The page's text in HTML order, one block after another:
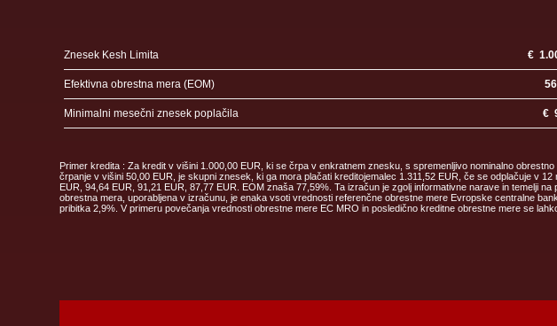
Znesek Kesh Limita €
Efektivna obrestna mera (EOM)
Minimalni mesečni znesek poplačila €
Primer kredita : Za kredit v višini 1.000,00 EUR, ki se črpa v enkratnem znesku, s spremenljivo nominalno
črpanje v višini 50,00 EUR, je skupni znesek, ki ga mora plačati kreditojemalec 1.311,52 EUR, če se odplačuje v
EUR, 94,64 EUR, 91,21 EUR, 87,77 EUR. EOM znaša 77,59%. Ta izračun je zgolj informativne narave in temelji
obrestna mera, uporabljena v izračunu, je enaka vsoti vrednosti referenčne obrestne mere Evropske centralne
pribitka 2,9%. V primeru povečanja vrednosti obrestne mere EC MRO in posledično kreditne obrestne mere se